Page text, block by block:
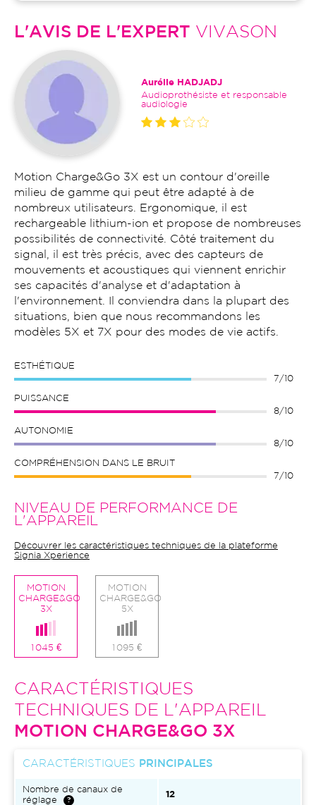
L'AVIS DE L'EXPERT VIVASON
Aurélie HADJADJ
Audioprothésiste et responsable
audiologie
Motion Charge&Go 3X est un contour d'oreille
milieu de gamme qui peut être adapté à de
nombreux utilisateurs. Ergonomique, il est
rechargeable lithium-ion et propose de nombreuses
possibilités de connectivité. Côté traitement du
signal, il est très précis, avec des capteurs de
mouvements et acoustiques qui viennent enrichir
ses capacités d'analyse et d'adaptation à
l'environnement. Il conviendra dans la plupart des
situations, bien que nous recommandons les
modèles 5X et 7X pour des modes de vie actifs.
ESTHÉTIQUE
7/10
PUISSANCE
8/10
AUTONOMIE
8/10
COMPRÉHENSION DANS LE BRUIT
7/10
NIVEAU DE PERFORMANCE DE
L'APPAREIL
Découvrer les caractéristiques techniques de la plateforme
Signia Xperience
MOTION
CHARGE&GO
3X
1 045 €
MOTION
CHARGE&GO
5X
1 095 €
CARACTÉRISTIQUES
TECHNIQUES DE L'APPAREIL
MOTION CHARGE&GO 3X
CARACTÉRISTIQUES PRINCIPALES
Nombre de canaux de
réglage
12